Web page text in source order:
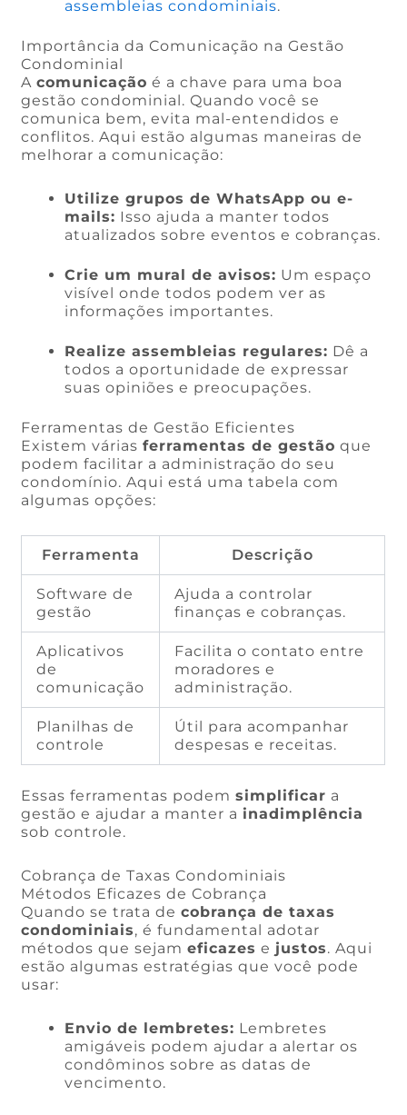
assembleias condominiais.
Importância da Comunicação na Gestão
Condominial
Acomunicação é a chave para uma boa
gestão condominial. Quando você se
comunica bem, evita mal-entendidos e
conflitos. Aqui estão algumas maneiras de
melhorar a comunicação:
Utilize grupos de WhatsApp ou e-
mails: Isso ajuda a manter todos
atualizados sobre eventos e cobranças.
Crie um mural de avisos: Um espaço
visível onde todos podem ver as
informações importantes.
Realize assembleias regulares: Dê a
todos a oportunidade de expressar
suas opiniões e preocupações.
Ferramentas de Gestão Eficientes
Existem váriasferramentas de gestão que
podem facilitar a administração do seu
condomínio. Aqui está uma tabela com
algumas opções:
Ferramenta Descrição
Software de
gestão
Ajuda a controlar
finanças e cobranças.
Aplicativos
de
comunicação
Facilita o contato entre
moradores e
administração.
Planilhas de
controle
Útil para acompanhar
despesas e receitas.
Essas ferramentas podemsimplificar a
gestão e ajudar a manter a inadimplência
sob controle.
Cobrança de Taxas Condominiais
Métodos Eficazes de Cobrança
Quando se trata decobrança de taxas
condominiais, é fundamental adotar
métodos que sejameficazes e justos. Aqui
estão algumas estratégias que você pode
usar:
Envio de lembretes: Lembretes
amigáveis podem ajudar a alertar os
condôminos sobre as datas de
vencimento.